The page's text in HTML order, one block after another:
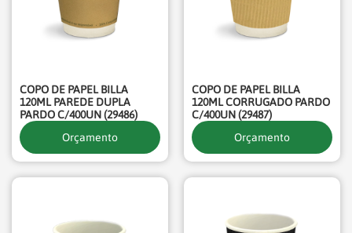
COPO DE PAPEL BILLA
120ML PAREDE DUPLA
PARDO C/400UN (29486)
Orçamento
COPO DE PAPEL BILLA
120ML CORRUGADO PARDO
C/400UN (29487)
Orçamento